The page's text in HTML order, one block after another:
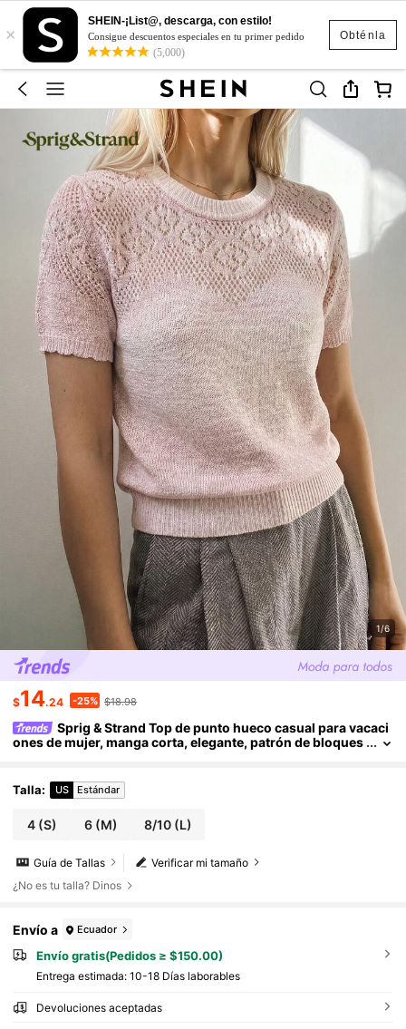
Obténla
×
SHEIN-¡List@, descarga, con estilo!
Consigue descuentos especiales en tu primer pedido
(5,000)
1/6
$14.24 -25% $18.98
Sprig & Strand Top de punto hueco casual para vacaci
ones de mujer, manga corta, elegante, patrón de bloques
Talla: US Estándar
4 (S) 6 (M) 8/10(L)
Verificar mi tamaño
Guía de Tallas
¿No es tu talla? Dinos
Envío a Ecuador
Envío gratis(Pedidos ≥ $150.00)
Entrega estimada: 10-18 Días laborables
Devoluciones aceptadas